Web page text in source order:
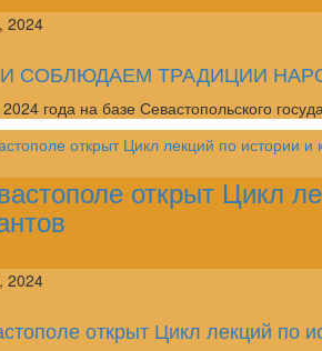
2024
СОБЛЮДАЕМ ТРАДИЦИИ
года на базе Севастопольского
открыт Цикл
2024
открыт Цикл лекций по